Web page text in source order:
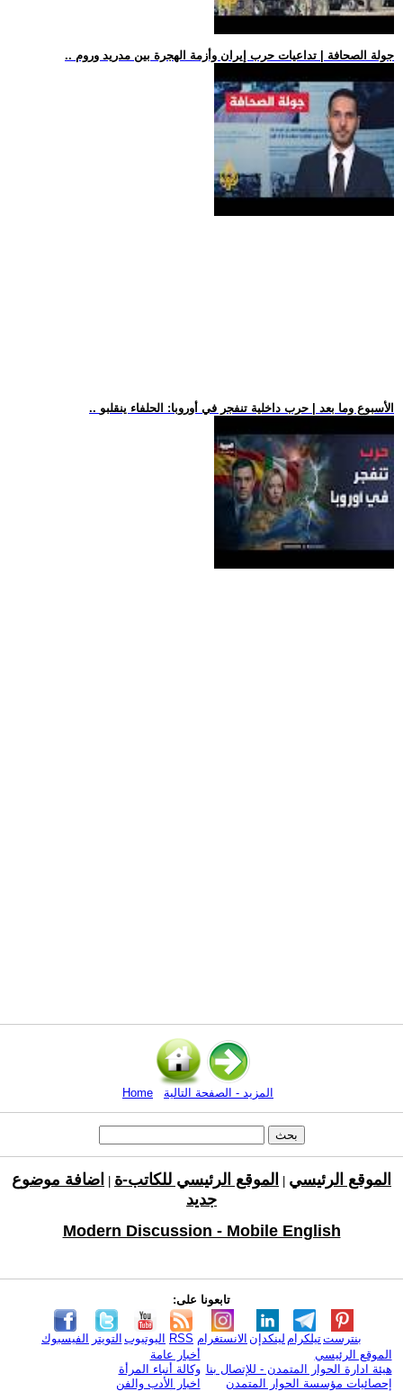
.. جولة الصحافة | تداعيات حرب إيران وأزمة الهجرة بين مدريد وروم
.. الأسبوع وما بعد | حرب داخلية تنفجر في أوروبا: الحلفاء ينقلبو
Home المزيد - الصفحة التالية
الموقع الرئيسي الموقع الرئيسي للكاتب-ة
اضافة موضوع
جديد
Modern Discussion - Mobile English
تابعونا على:
الفيسبوك التويتر اليوتيوب RSS الانستغرام لينكدإن تيلكرامبنترست
الموقع الرئيسي
هيئة ادارة الحوار المتمدن - للإتصال بنا
إحصائيات مؤسسة الحوار المتمدن
أخبار عامة
وكالة أنباء المرأة
اخبار الأدب والفن